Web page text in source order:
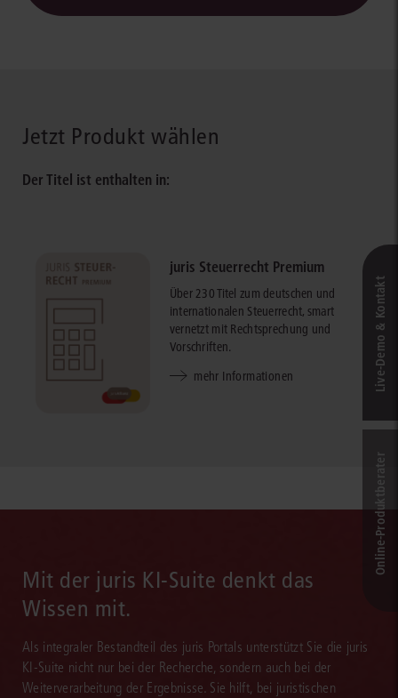
Jetzt Produkt wählen
Der Titel ist enthalten in:
juris Steuerrecht Premium
Über 230 Titel zum deutschen und
internationalen Steuerrecht, smart
vernetzt mit Rechtsprechung und
Vorschriften.
mehr Informationen
Mit der juris KI-Suite denkt das
Wissen mit.
Als integraler Bestandteil des juris Portals unterstützt Sie die juris
KI-Suite nicht nur bei der Recherche, sondern auch bei der
Weiterverarbeitung der Ergebnisse. Sie hilft, bei juristischen
Live‑Demo & Kontakt
Online-Produkt­berater